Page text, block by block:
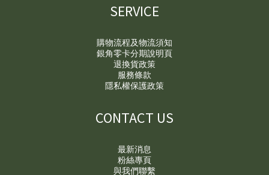
SERVICE
購物流程及物流須知
銀角零卡分期說明頁
退換貨政策
服務條款
隱私權保護政策
CONTACT US
最新消息
粉絲專頁
與我們聯繫